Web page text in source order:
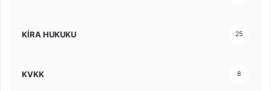
KİRA HUKUKU 25
KVKK 8